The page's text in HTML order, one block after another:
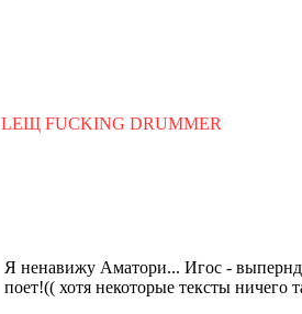
LEЩ FUCKING DRUMMER
Я ненавижу Аматори... Игос -
поет!(( хотя некоторые тексты ничего